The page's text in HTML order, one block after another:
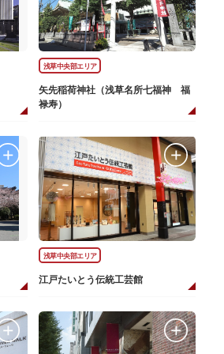
浅草中央部エリア
矢先稲荷神社（浅草名所七福神 福
禄寿）
浅草中央部エリア
江戸たいとう伝統工芸館